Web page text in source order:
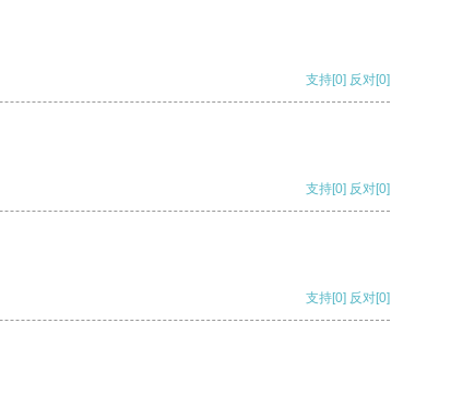
支持[0] 反对[0]
支持[0] 反对[0]
支持[0] 反对[0]